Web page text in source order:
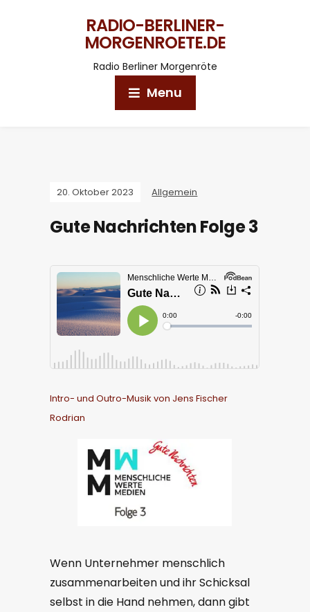
RADIO-BERLINER-
MORGENROETE.DE
Radio Berliner Morgenröte
Menu
20. Oktober 2023 Allgemein
Gute Nachrichten Folge 3
Intro- und Outro-Musik von Jens Fischer
Rodrian
Wenn Unternehmer menschlich
zusammenarbeiten und ihr Schicksal
selbst in die Hand nehmen, dann gibt